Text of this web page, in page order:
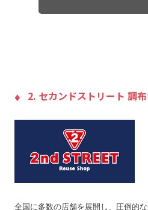
2. セカンドストリート 調
全国に多数の店舗を展開し、圧倒的